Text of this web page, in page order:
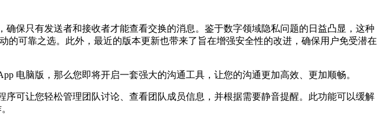
保只有发送者和接收者才能查看交换的消息。鉴于数字领域隐私问题的日益凸显，这种
可靠之选。此外，最近的版本更新也带来了旨在增强安全性的改进，确保用户免受潜在
电脑版，那么您即将开启一套强大的沟通工具，让您的沟通更加高效、更加顺畅。
可让您轻松管理团队讨论、查看团队成员信息，并根据需要静音提醒。此功能可以缓解